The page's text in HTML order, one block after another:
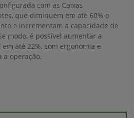
com as Caixas
que diminuem em até 60% o
e incrementam a capacidade de
modo, é possível aumentar a
até 22%, com ergonomia e
a operação.